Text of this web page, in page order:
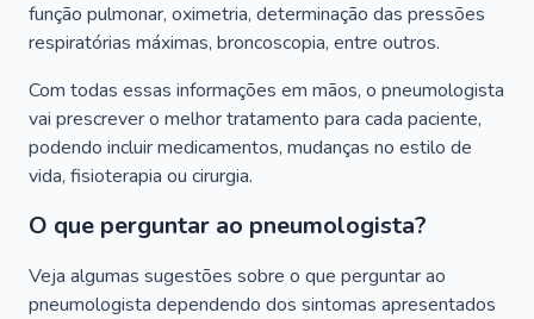
função pulmonar, oximetria, determinação das pressões
respiratórias máximas, broncoscopia, entre outros.
Com todas essas informações em mãos, o pneumologista
vai prescrever o melhor tratamento para cada paciente,
podendo incluir medicamentos, mudanças no estilo de
vida, fisioterapia ou cirurgia.
O que perguntar ao pneumologista?
Veja algumas sugestões sobre o que perguntar ao
pneumologista dependendo dos sintomas apresentados